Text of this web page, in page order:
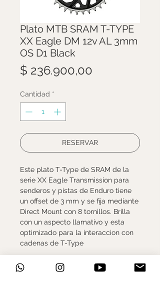
Plato MTB SRAM T-TYPE
XX Eagle DM 12v AL 3mm
OS D1 Black
$ 236.900,00
Cantidad *
RESERVAR
Este plato T-Type de SRAM de la
serie XX Eagle Transmission para
senderos y pistas de Enduro tiene
un offset de 3 mm y se fija mediante
Direct Mount con 8 tornillos. Brilla
con un aspecto llamativo y esta
optimizado para la interaccion con
cadenas de T-Type
Dentado: 30T 32T 34T 36T
Diametro del circulo de pernos